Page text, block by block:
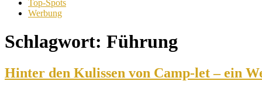
Top-Spots
Werbung
Schlagwort: Führung
Hinter den Kulissen von Camp-let – ein